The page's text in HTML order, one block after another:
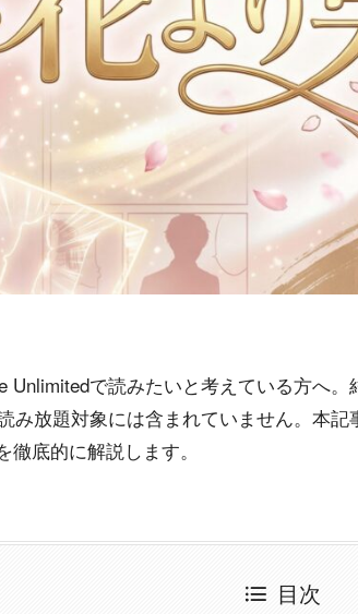
Unlimitedで読みたいと考えている方へ
み放題対象には含まれていません。本
底的に解説します。
目次